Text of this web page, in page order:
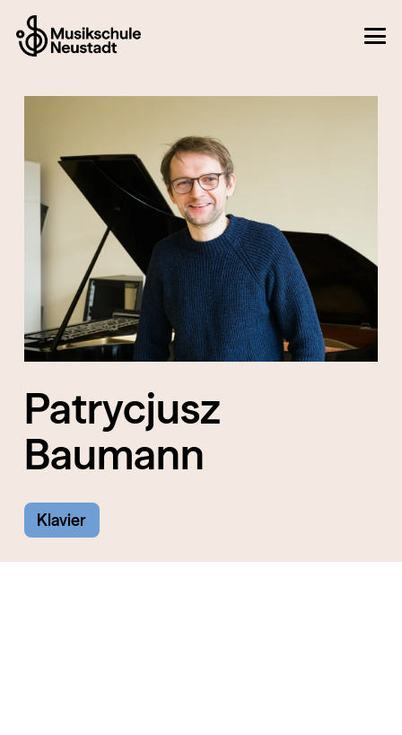
Patrycjusz
Baumann
Klavier